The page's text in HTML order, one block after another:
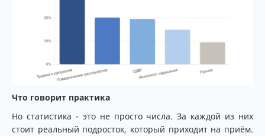
Что говорит практика
Но статистика - это не просто числа. За каждой из них
стоит реальный подросток, который приходит на приём.